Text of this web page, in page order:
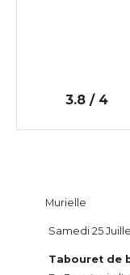
3.8 / 4
Murielle
Tabouret de
Samedi 25